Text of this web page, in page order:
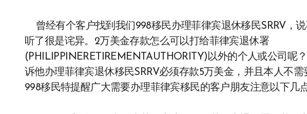
曾经有个客户找到我们998移民办理菲律宾退休移民SRRV，
听了很是诧异。2万美金存款怎么可以打给菲律宾退休署
(PHILIPPINERETIREMENTAUTHORITY)以外的个人或公司呢
诉他办理菲律宾退休移民SRRV必须存款5万美金，并且本人不
998移民特提醒广大需要办理菲律宾移民的客户朋友注意以下几